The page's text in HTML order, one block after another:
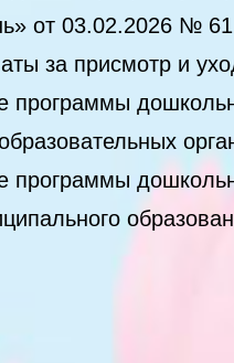
от 03.02.2026 №
за присмотр и
программы
программы